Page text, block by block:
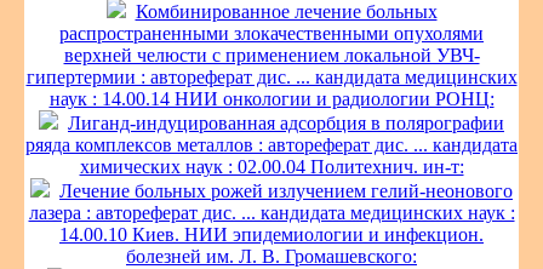
Комбинированное лечение больных
распространенными злокачественными опухолями
верхней челюсти с применением локальной УВЧ-
гипертермии : автореферат дис. ... кандидата медицинских
наук : 14.00.14 НИИ онкологии и радиологии РОНЦ:
Лиганд-индуцированная адсорбция в полярографии
ряяда комплексов металлов : автореферат дис. ... кандидата
химических наук : 02.00.04 Политехнич. ин-т:
Лечение больных рожей излучением гелий-неонового
лазера : автореферат дис. ... кандидата медицинских наук :
14.00.10 Киев. НИИ эпидемиологии и инфекцион.
болезней им. Л. В. Громашевского: